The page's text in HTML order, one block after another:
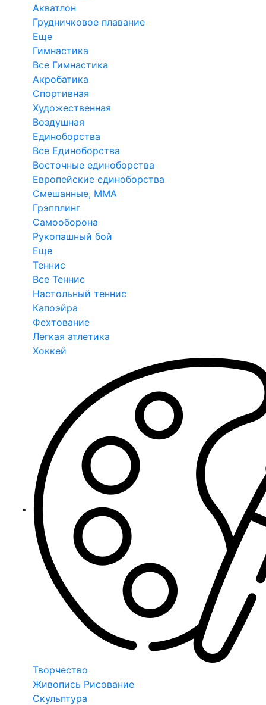
Акватлон
Грудничковое плавание
Еще
Гимнастика
Все Гимнастика
Акробатика
Спортивная
Художественная
Воздушная
Единоборства
Все Единоборства
Восточные единоборства
Европейские единоборства
Смешанные, ММА
Грэпплинг
Самооборона
Рукопашный бой
Еще
Теннис
Все Теннис
Настольный теннис
Капоэйра
Фехтование
Легкая атлетика
Хоккей
Творчество
Живопись Рисование
Скульптура